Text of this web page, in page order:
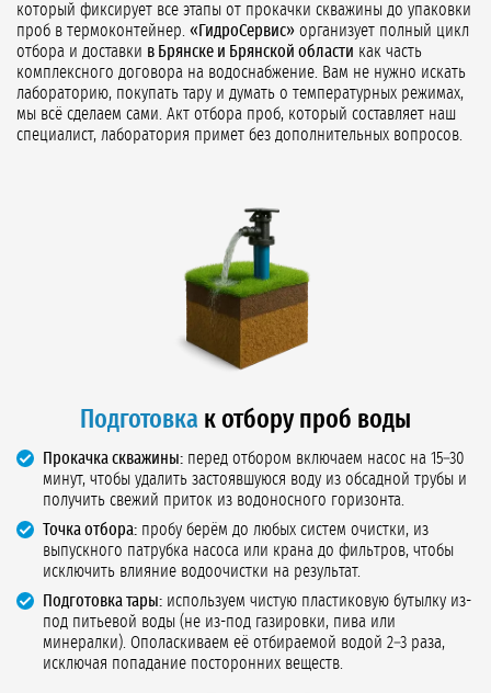
который фиксирует все этапы от прокачки скважины до упаковки
проб в термоконтейнер. «ГидроСервис» организует полный цикл
отбора и доставки в Брянске и Брянской области как часть
комплексного договора на водоснабжение. Вам не нужно искать
лабораторию, покупать тару и думать о температурных режимах,
мы всё сделаем сами. Акт отбора проб, который составляет наш
специалист, лаборатория примет без дополнительных вопросов.
Подготовка к отбору проб воды
Прокачка скважины: перед отбором включаем насос на 15–30
минут, чтобы удалить застоявшуюся воду из обсадной трубы и
получить свежий приток из водоносного горизонта.
Точка отбора: пробу берём до любых систем очистки, из
выпускного патрубка насоса или крана до фильтров, чтобы
исключить влияние водоочистки на результат.
Подготовка тары: используем чистую пластиковую бутылку из-
под питьевой воды (не из-под газировки, пива или
минералки). Ополаскиваем её отбираемой водой 2–3 раза,
исключая попадание посторонних веществ.